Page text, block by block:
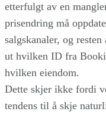
etterfulgt av en
prisendring må
salgskanaler, og
ut hvilken ID fra
hvilken eiendom.
Dette skjer ikke fordi
tendens til å skje